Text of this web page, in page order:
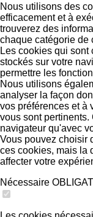
Nous utilisons des
efficacement et à
trouverez des
chaque catégorie de
Les cookies qui
stockés sur votre
permettre les
Nous utilisons
analyser la façon
vos préférences et à
vous sont
navigateur qu'avec
Vous pouvez choisir
ces cookies, mais la
affecter votre
Nécessaire